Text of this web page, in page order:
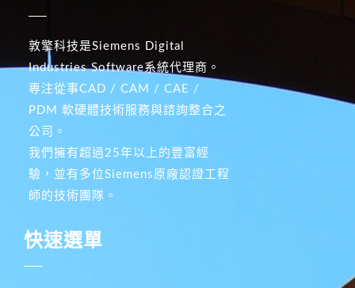
敦擎科技是Siemens Digital
Industries Software系統代理商。
專注從事CAD / CAM / CAE /
PDM 軟硬體技術服務與諮詢整合之
公司。
我們擁有超過25年以上的豐富經
驗，並有多位Siemens原廠認證工程
師的技術團隊。
快速選單